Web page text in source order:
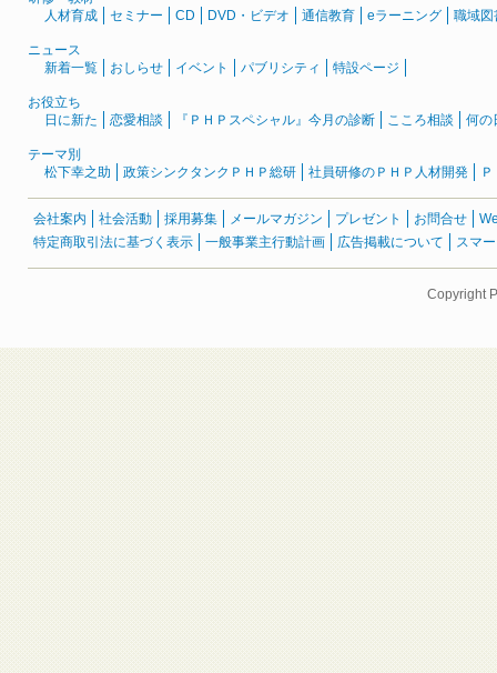
人材育成
セミナー CD DVD・ビデオ 通信教育 eラーニング 職域図
ニュース
新着一覧
おしらせ イベント パブリシティ 特設ページ
お役立ち
日に新た
恋愛相談 『ＰＨＰスペシャル』今月の診断 こころ相談 何の
テーマ別
松下幸之助
政策シンクタンクＰＨＰ総研 社員研修のＰＨＰ人材開発
会社案内 社会活動 採用募集 メールマガジン プレゼント お問合せ
特定商取引法に基づく表示
一般事業主行動計画 広告掲載について スマ
Copyright